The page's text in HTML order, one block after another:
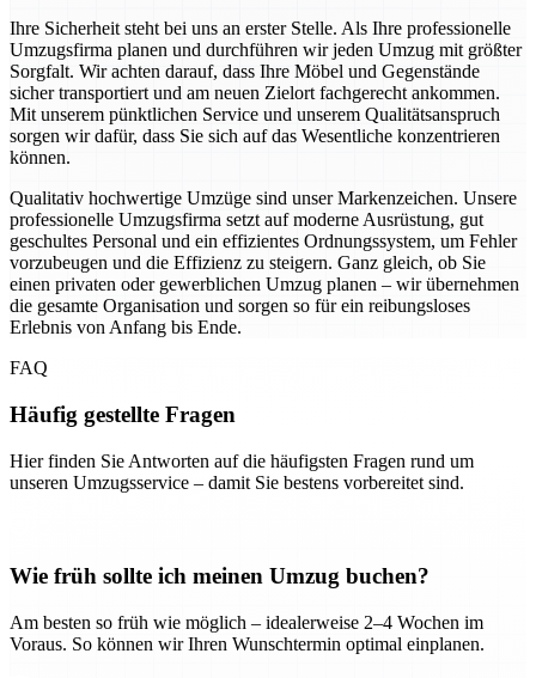
Ihre Sicherheit steht bei uns an erster Stelle. Als Ihre professionelle
Umzugsfirma planen und durchführen wir jeden Umzug mit größter
Sorgfalt. Wir achten darauf, dass Ihre Möbel und Gegenstände
sicher transportiert und am neuen Zielort fachgerecht ankommen.
Mit unserem pünktlichen Service und unserem Qualitätsanspruch
sorgen wir dafür, dass Sie sich auf das Wesentliche konzentrieren
können.
Qualitativ hochwertige Umzüge sind unser Markenzeichen. Unsere
professionelle Umzugsfirma setzt auf moderne Ausrüstung, gut
geschultes Personal und ein effizientes Ordnungssystem, um Fehler
vorzubeugen und die Effizienz zu steigern. Ganz gleich, ob Sie
einen privaten oder gewerblichen Umzug planen – wir übernehmen
die gesamte Organisation und sorgen so für ein reibungsloses
Erlebnis von Anfang bis Ende.
FAQ
Häufig gestellte Fragen
Hier finden Sie Antworten auf die häufigsten Fragen rund um
unseren Umzugsservice – damit Sie bestens vorbereitet sind.
Wie früh sollte ich meinen Umzug buchen?
Am besten so früh wie möglich – idealerweise 2–4 Wochen im
Voraus. So können wir Ihren Wunschtermin optimal einplanen.